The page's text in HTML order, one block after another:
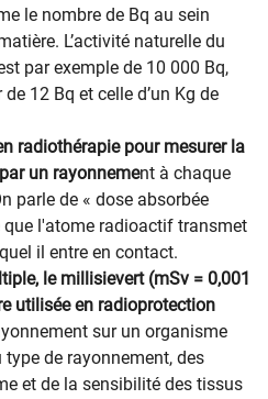
le nombre de Bq au sein
L’activité naturelle du
par exemple de 10 000 Bq,
de 12 Bq et celle d’un Kg de
radiothérapie pour mesurer la
un rayonnement à chaque
parle de « dose absorbée
que l'atome radioactif transmet
il entre en contact.
le millisievert (mSv = 0,001
utilisée en radioprotection
sur un organisme
de rayonnement, des
et de la sensibilité des tissus